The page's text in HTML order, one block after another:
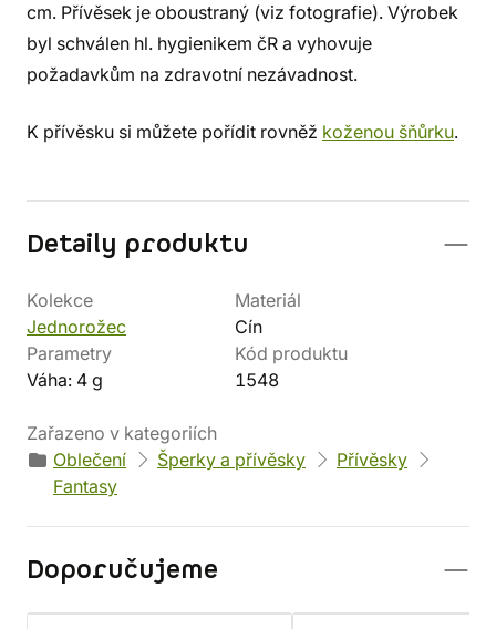
cm. Přívěsek je oboustraný (viz fotografie). Výrobek
byl schválen hl. hygienikem čR a vyhovuje
požadavkům na zdravotní nezávadnost.
K přívěsku si můžete pořídit rovněž koženou šňůrku.
Detaily produktu
Kolekce
Jednorožec
Materiál
Cín
Parametry
Váha: 4 g
Kód produktu
1548
Zařazeno v kategoriích
Oblečení
Šperky a přívěsky
Přívěsky
Fantasy
Doporučujeme